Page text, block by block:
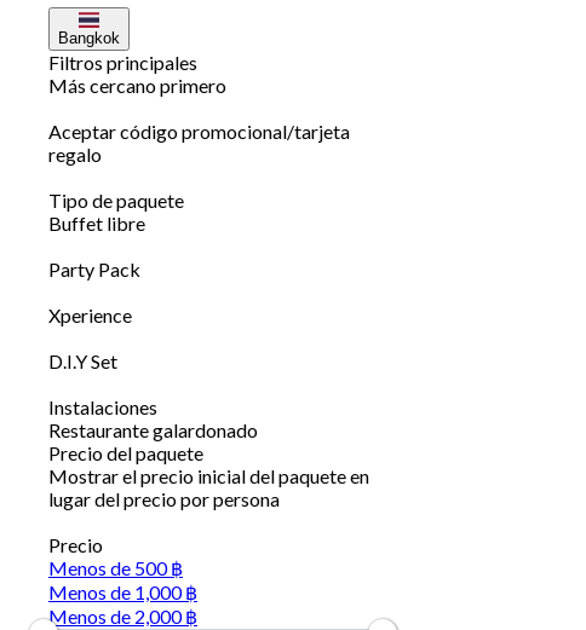
Bangkok
Filtros principales
Más cercano primero
Aceptar código promocional/tarjeta
regalo
Tipo de paquete
Buffet libre
Party Pack
Xperience
D.I.Y Set
Instalaciones
Restaurante galardonado
Precio del paquete
Mostrar el precio inicial del paquete en
lugar del precio por persona
Precio
Menos de 500 ฿
Menos de 1,000 ฿
Menos de 2,000 ฿